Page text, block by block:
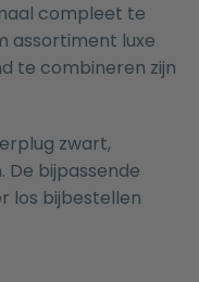
compleet te
assortiment luxe
te combineren zijn
zwart,
De bijpassende
los bijbestellen